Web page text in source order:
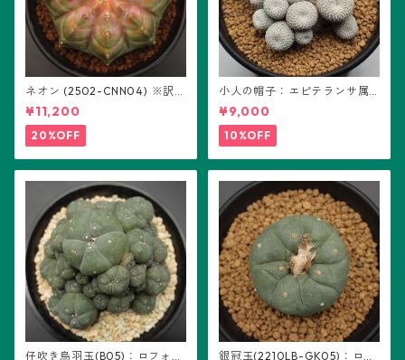
ネオン (2502-CNN04) ※訳あ
り：ギムノカリキウム属 ※実
生
¥11,200
20%OFF
小人の帽子：エピテランサ属
(B01)
¥9,000
10%OFF
仔吹き烏羽玉(B05)：ロフォフ
銀冠玉(2210LB-GK05)：ロフ